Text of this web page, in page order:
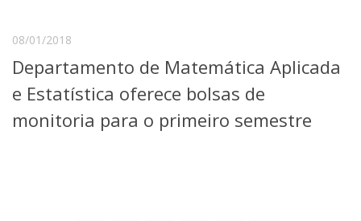
08/01/2018
Departamento de Matemática Aplicada
e Estatística oferece bolsas de
monitoria para o primeiro semestre